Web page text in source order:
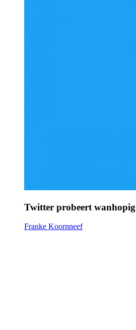
Twitter probeert
Franke Koornneef